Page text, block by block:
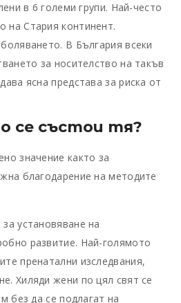
в 6 големи групи. Най-често
на Стария континент.
В България всеки
за носителство на такъв
ясна представа за риска от
се състои тя?
значение както за
благодарение на методите
установяване на
развитие. Най-голямото
пренатални изследвания,
Хиляди жени по цял свят се
без да се подлагат на